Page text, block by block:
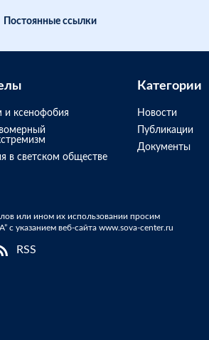
Постоянные ссылки
и ксенофобия
в светском обществе
Категории
Новости
Публикации
Документы
или ином их использовании просим
с указанием веб-сайта www.sova-center.ru
RSS